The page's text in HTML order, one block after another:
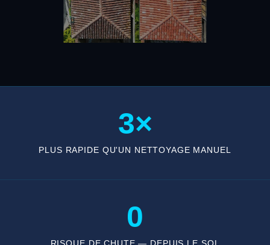
3×
PLUS RAPIDE QU'UN NETTOYAGE MANUEL
0